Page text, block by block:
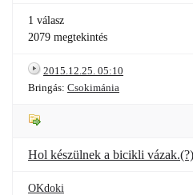
1 válasz
2079 megtekintés
2015.12.25. 05:10
Bringás: Csokimánia
Hol készülnek a bicikli vázak.(?)
OKdoki